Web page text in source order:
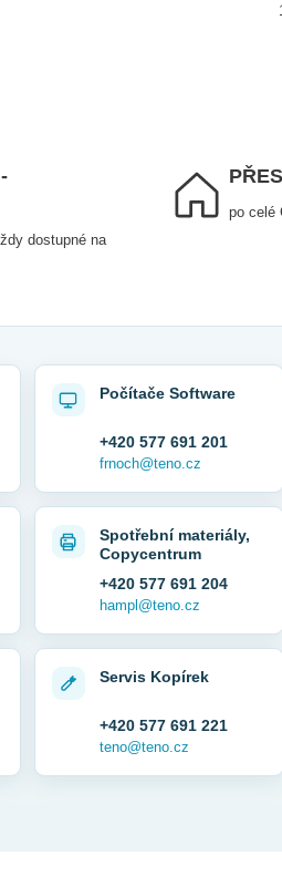
dostupné na
po celé
Počítače Software
+420 577 691 201
frnoch@teno.cz
Spotřební materiály,
Copycentrum
+420 577 691 204
hampl@teno.cz
Servis Kopírek
+420 577 691 221
teno@teno.cz